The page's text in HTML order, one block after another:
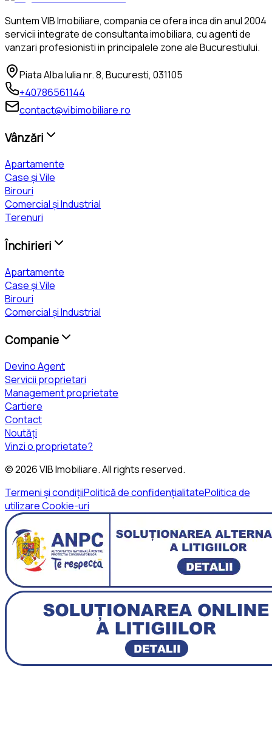
Suntem VIB Imobiliare, compania ce ofera inca din anul 2004
servicii integrate de consultanta imobiliara, cu agenti de
vanzari profesionisti in principalele zone ale Bucurestiului.
Piata Alba Iulia nr. 8, Bucuresti, 031105
+40786561144
contact@vibimobiliare.ro
Vânzări
Apartamente
Case și Vile
Birouri
Comercial și Industrial
Terenuri
Închirieri
Apartamente
Case și Vile
Birouri
Comercial și Industrial
Companie
Devino Agent
Servicii proprietari
Management proprietate
Cartiere
Contact
Noutăți
Vinzi o proprietate?
©2026VIB Imobiliare. All rights reserved.
Termeni și condițiiPolitică de confidențialitatePolitica de
utilizare Cookie-uri